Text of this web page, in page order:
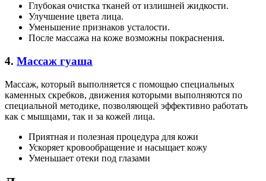
Глубокая очистка тканей от излишней жидкости.
Улучшение цвета лица.
Уменьшение признаков усталости.
После массажа на коже возможны покраснения.
4. Массаж гуаша
Массаж, который выполняется с помощью специальных
каменных скребков, движения которыми выполняются по
специальной методике, позволяющей эффективно работать
как с мышцами, так и за кожей лица.
Приятная и полезная процедура для кожи
Ускоряет кровообращение и насыщает кожу
Уменьшает отеки под глазами